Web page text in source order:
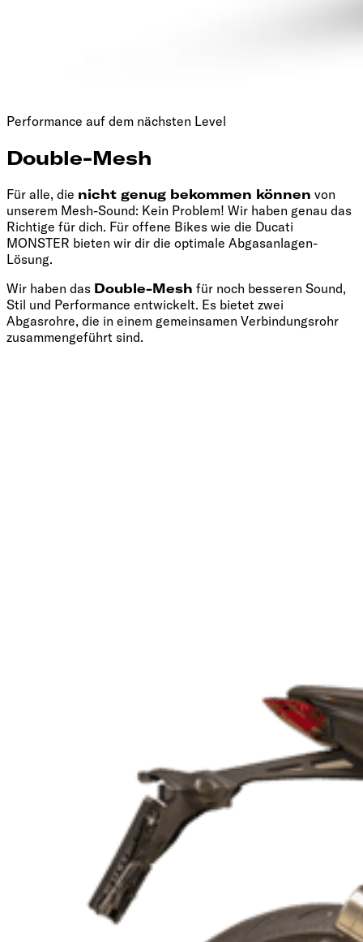
Performance auf dem nächsten Level
Double-Mesh
Für alle, die nicht genug bekommen können von
unserem Mesh-Sound: Kein Problem! Wir haben genau das
Richtige für dich. Für offene Bikes wie die Ducati
MONSTER bieten wir dir die optimale Abgasanlagen-
Lösung.
Wir haben das Double-Mesh für noch besseren Sound,
Stil und Performance entwickelt. Es bietet zwei
Abgasrohre, die in einem gemeinsamen Verbindungsrohr
zusammengeführt sind.